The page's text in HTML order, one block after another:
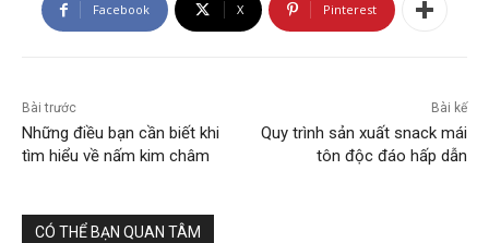
Facebook X Pinterest
Bài trước
Những điều bạn cần biết khi
tìm hiểu về nấm kim châm
Bài kế
Quy trình sản xuất snack mái
tôn độc đáo hấp dẫn
CÓ THỂ BẠN QUAN TÂM